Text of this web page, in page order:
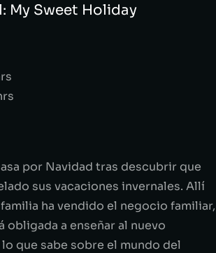
My Sweet Holiday
por Navidad tras descubrir que
sus vacaciones invernales. Allí
ha vendido el negocio familiar,
obligada a enseñar al nuevo
que sabe sobre el mundo del